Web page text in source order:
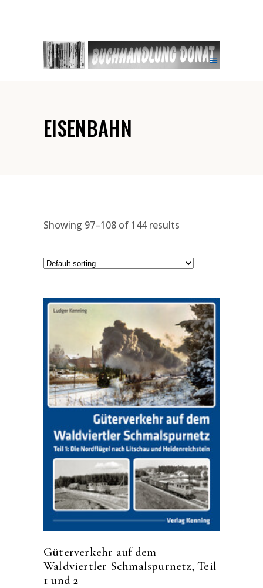
EISENBAHN
Showing 97–108 of 144 results
Güterverkehr auf dem
Waldviertler Schmalspurnetz, Teil
1 und 2